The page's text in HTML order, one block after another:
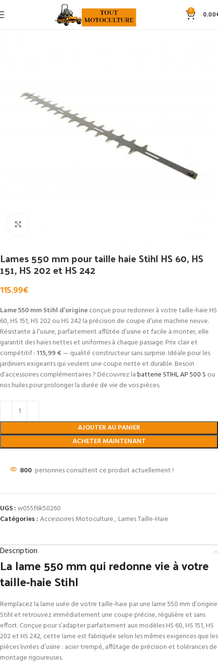
0 0.00
Lames 550 mm pour taille haie Stihl HS 60, HS
151, HS 202 et HS 242
115.99€
Lame 550 mm Stihl d’origineconçue pour redonner à votre taille-haie HS
60, HS 151, HS 202 ou HS 242 la précision de coupe d’une machine neuve.
Résistante à l’usure, parfaitement affûtée d’usine et facile à monter, elle
garantit des haies nettes et uniformes à chaque passage. Prix clair et
compétitif : 115,99 €— qualité constructeur sans surprise. Idéale pour les
jardiniers exigeants qui veulent une coupe nette et durable. Besoin
d’accessoires complémentaires ? Découvrez labatterie STIHL AP 500 S ou
nos huiles pour prolonger la durée de vie de vos pièces.
AJOUTER AU PANIER
ACHETER MAINTENANT
800 personnes consultent ce produit actuellement !
UGS :w055f6k50260
Catégories :Accessoires Motoculture, Lames Taille-Haie
Description
La lame 550 mm qui redonne vie à votre
taille-haie Stihl
Remplacez la lame usée de votre taille-haie par une lame 550 mm d’origine
Stihl et retrouvez immédiatement une coupe précise, régulière et sans
effort. Conçue pour s’adapter parfaitement aux modèles HS 60, HS 151, HS
202 et HS 242, cette lame est fabriquée selon les mêmes exigences que les
pièces livrées d’usine : acier trempé, affûtage de précision et tolérances de
montage rigoureuses.